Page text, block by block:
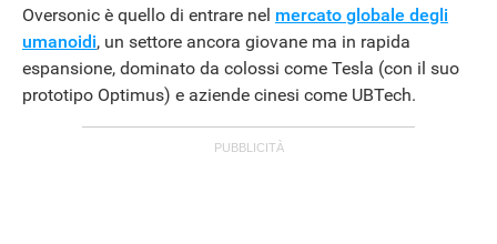
Oversonic è quello di entrare nel mercato globale degli
umanoidi, un settore ancora giovane ma in rapida
espansione, dominato da colossi come Tesla (con il suo
prototipo Optimus) e aziende cinesi come UBTech.